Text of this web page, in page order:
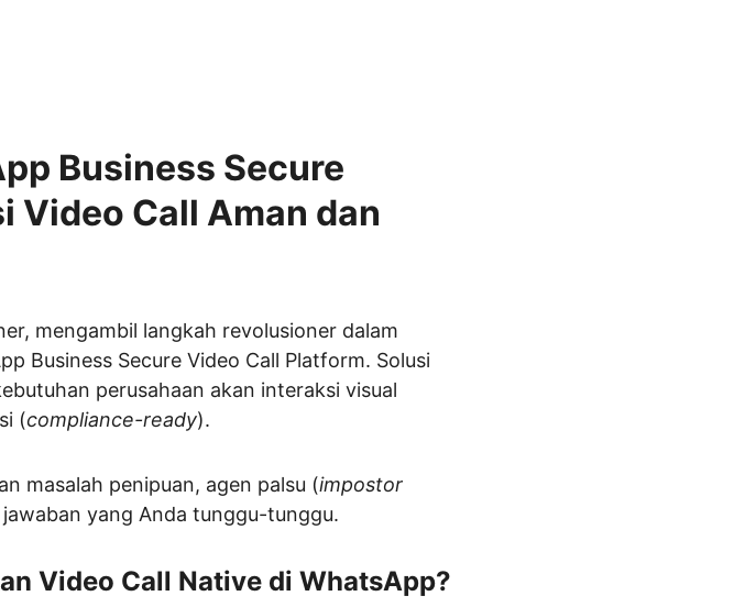
Business Secure
Video Call Aman dan
mengambil langkah revolusioner dalam
Business Secure Video Call Platform. Solusi
perusahaan akan interaksi visual
(compliance-ready).
masalah penipuan, agen palsu (impostor
yang Anda tunggu-tunggu.
Video Call Native di WhatsApp?